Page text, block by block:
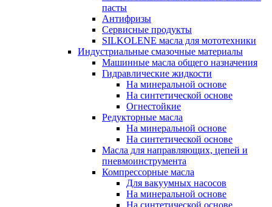
пасты
Антифризы
Сервисные продукты
SILKOLENE масла для мототехники
Индустриальные смазочные материалы
Машинные масла общего назначения
Гидравлические жидкости
На минеральной основе
На синтетической основе
Огнестойкие
Редукторные масла
На минеральной основе
На синтетической основе
Масла для направляющих, цепей и
пневмоинструмента
Компрессорные масла
Для вакуумных насосов
На минеральной основе
На синтетической основе